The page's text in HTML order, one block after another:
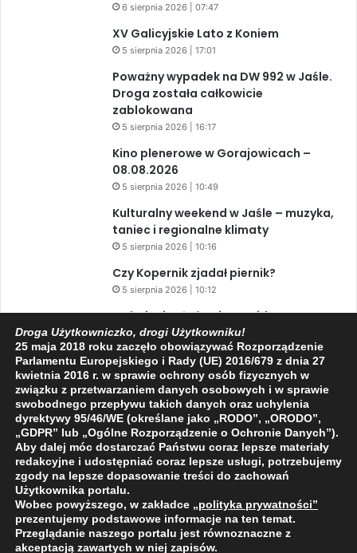
6 sierpnia 2026 | 07:47
XV Galicyjskie Lato z Koniem
5 sierpnia 2026 | 17:01
Poważny wypadek na DW 992 w Jaśle.
Droga została całkowicie
zablokowana
5 sierpnia 2026 | 16:17
Kino plenerowe w Gorajowicach –
08.08.2026
5 sierpnia 2026 | 10:49
Kulturalny weekend w Jaśle – muzyka,
taniec i regionalne klimaty
5 sierpnia 2026 | 10:16
Czy Kopernik zjadał piernik?
5 sierpnia 2026 | 10:12
Zaćmienie Słońca i Perseidy. Dwa
niesamowite zjawiska astronomiczne
w ciągu jednego dnia!
3 sierpnia 2026 | 15:39
Facebook
X YouTube
2009 - 2026 © Wszelkie prawa zastrzeżone
O NAS
REDAKCJA POLITYKA PRYWATNOŚCI
Droga Użytkowniczko, drogi Użytkowniku!
25 maja 2018 roku zaczęło obowiązywać Rozporządzenie
Parlamentu Europejskiego i Rady (UE) 2016/679 z dnia 27
kwietnia 2016 r. w sprawie ochrony osób fizycznych w
związku z przetwarzaniem danych osobowych i w sprawie
swobodnego przepływu takich danych oraz uchylenia
dyrektywy 95/46/WE (określane jako „RODO”, „ORODO”,
„GDPR” lub „Ogólne Rozporządzenie o Ochronie Danych”).
Aby dalej móc dostarczać Państwu coraz lepsze materiały
redakcyjne i udostępniać coraz lepsze usługi, potrzebujemy
zgody na lepsze dopasowanie treści do zachowań
Użytkownika portalu.
Wobec powyższego, w zakładce „polityka prywatności”
prezentujemy podstawowe informacje na ten temat.
Przeglądanie naszego portalu jest równoznaczne z
akceptacją zawartych w niej zapisów.